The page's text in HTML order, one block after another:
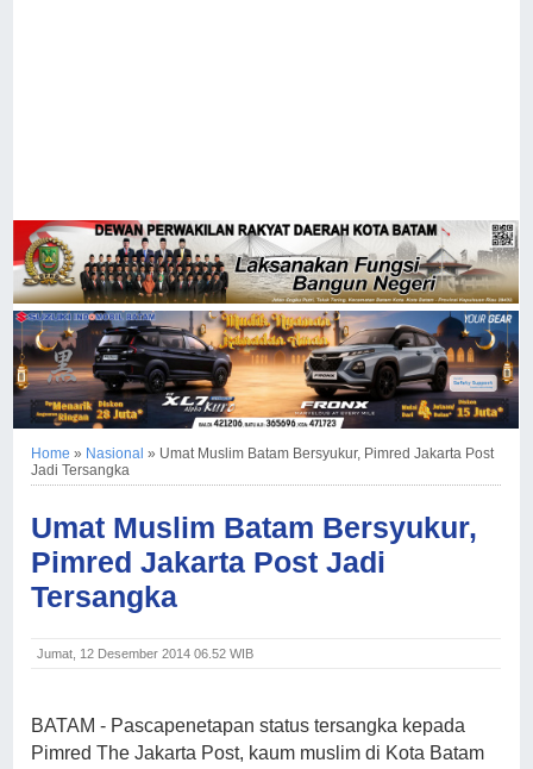
Home » Nasional » Umat Muslim Batam Bersyukur, Pimred Jakarta Post
Jadi Tersangka
Umat Muslim Batam Bersyukur,
Pimred Jakarta Post Jadi
Tersangka
Jumat, 12 Desember 2014 06.52 WIB
BATAM- Pascapenetapan status tersangka kepada
Pimred The Jakarta Post, kaum muslim di Kota Batam